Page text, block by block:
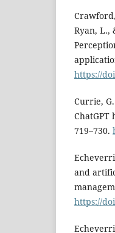
Ryan, L.,
https://
Currie,
719–730.
and
https://